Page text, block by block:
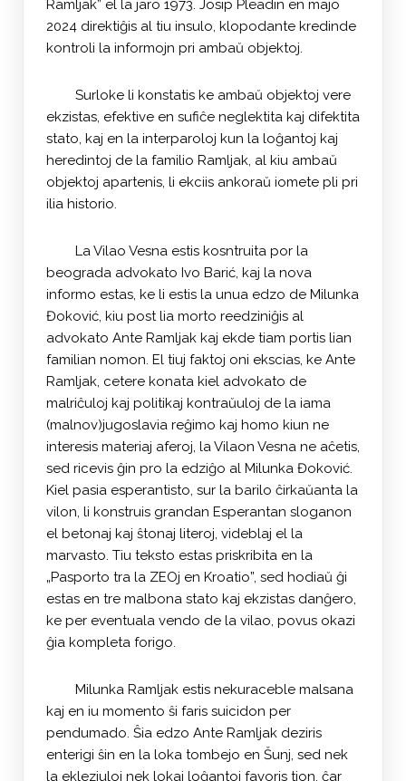
Ramljak” el la jaro 1973. Josip Pleadin en majo
2024 direktiĝis al tiu insulo, klopodante kredinde
kontroli la informojn pri ambaŭ objektoj.
Surloke li konstatis ke ambaŭ objektoj vere
ekzistas, efektive en sufiĉe neglektita kaj difektita
stato, kaj en la interparoloj kun la loĝantoj kaj
heredintoj de la familio Ramljak, al kiu ambaŭ
objektoj apartenis, li ekciis ankoraŭ iomete pli pri
ilia historio.
La Vilao Vesna estis kosntruita por la
beograda advokato Ivo Barić, kaj la nova
informo estas, ke li estis la unua edzo de Milunka
Đoković, kiu post lia morto reedziniĝis al
advokato Ante Ramljak kaj ekde tiam portis lian
familian nomon. El tiuj faktoj oni ekscias, ke Ante
Ramljak, cetere konata kiel advokato de
malriĉuloj kaj politikaj kontraŭuloj de la iama
(malnov)jugoslavia reĝimo kaj homo kiun ne
interesis materiaj aferoj, la Vilaon Vesna ne aĉetis,
sed ricevis ĝin pro la edziĝo al Milunka Đoković.
Kiel pasia esperantisto, sur la barilo ĉirkaŭanta la
vilon, li konstruis grandan Esperantan sloganon
el betonaj kaj ŝtonaj literoj, videblaj el la
marvasto. Tiu teksto estas priskribita en la
„Pasporto tra la ZEOj en Kroatio”, sed hodiaŭ ĝi
estas en tre malbona stato kaj ekzistas danĝero,
ke per eventuala vendo de la vilao, povus okazi
ĝia kompleta forigo.
Milunka Ramljak estis nekuraceble malsana
kaj en iu momento ŝi faris suicidon per
pendumado. Ŝia edzo Ante Ramljak deziris
enterigi ŝin en la loka tombejo en Šunj, sed nek
la ekleziuloj nek lokaj loĝantoj favoris tion, ĉar